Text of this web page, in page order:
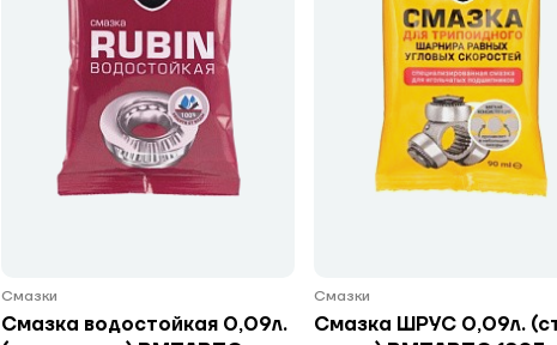
Смазки
Смазка водостойкая 0,09л.
Смазки
Смазка ШРУС 0,09л.